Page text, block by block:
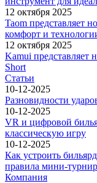
12 октября 2025
Taom представляет
комфорт и
12 октября 2025
Kamui представляет
Short
Статьи
10-12-2025
Разновидности
10-12-2025
VR и цифровой
классическую игру
10-12-2025
Как устроить
правила мини-
Компания